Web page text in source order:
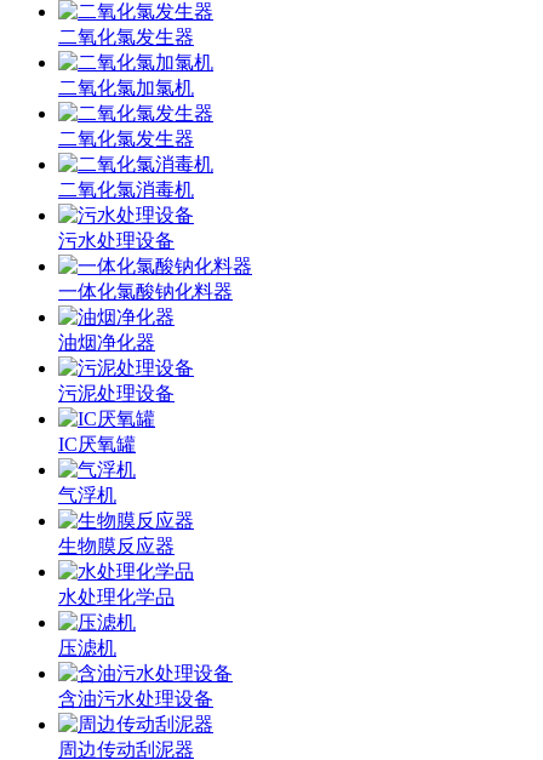
二氧化氯发生器
二氧化氯加氯机
二氧化氯发生器
二氧化氯消毒机
污水处理设备
一体化氯酸钠化料器
油烟净化器
污泥处理设备
IC厌氧罐
气浮机
生物膜反应器
水处理化学品
压滤机
含油污水处理设备
周边传动刮泥器